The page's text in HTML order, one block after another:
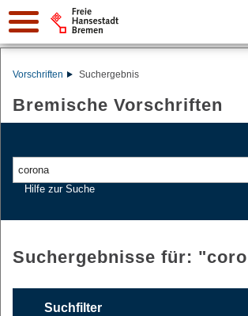
Vorschriften Suchergebnis
Bremische Vorschriften
Hilfe zur Suche
Suchergebnisse für: "
Suchfilter